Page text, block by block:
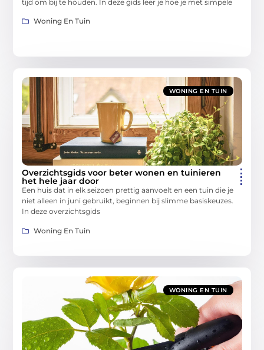
tijd om bij te houden. In deze gids leer je hoe je met simpele
Woning En Tuin
WONING EN TUIN
Overzichtsgids voor beter wonen en tuinieren
het hele jaar door
Een huis dat in elk seizoen prettig aanvoelt en een tuin die je
niet alleen in juni gebruikt, beginnen bij slimme basiskeuzes.
In deze overzichtsgids
Woning En Tuin
WONING EN TUIN